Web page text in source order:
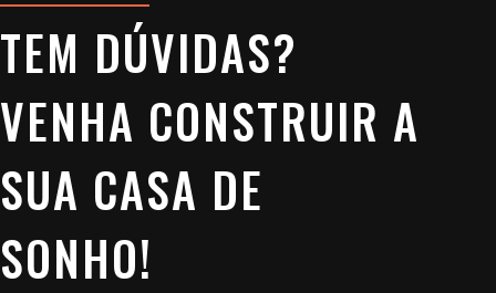
TEM DÚVIDAS?
VENHA CONSTRUIR A
SUA CASA DE
SONHO!